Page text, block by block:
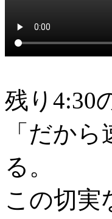
残り4:30
「だか
る。
この切実